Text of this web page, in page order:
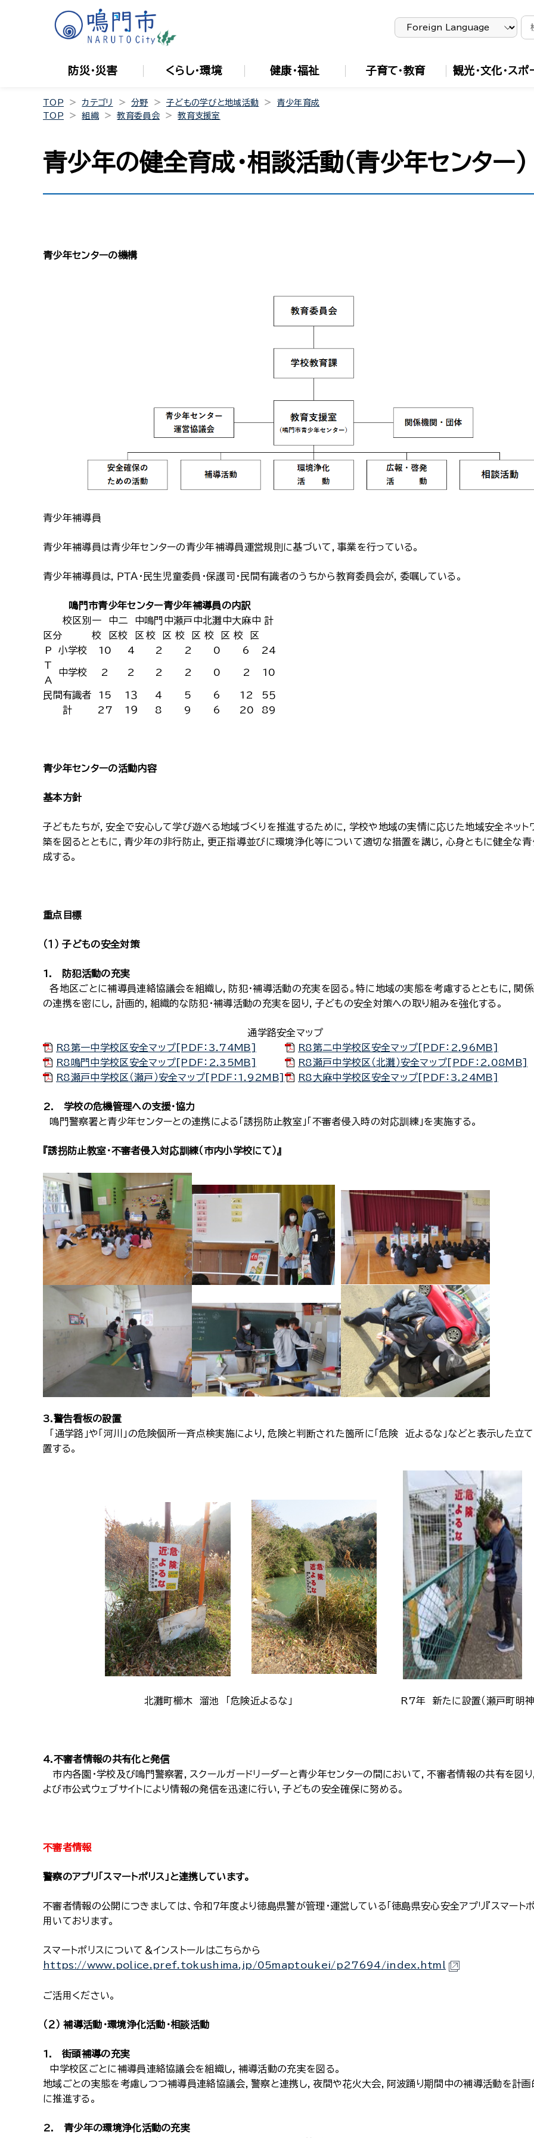
防災・災害 くらし・環境 健康・福祉 子育て・教育 観光・文化・スポ
TOP カテゴリ 分野 子どもの学びと地域活動
青少年育成
TOP
組織 教育委員会 教育支援室
青少年の健全育成・相談活動（青少年センター）
青少年センターの機構
青少年補導員
青少年補導員は青少年センターの青少年補導員運営規則に基づいて，事業を行っている。
青少年補導員は，ＰＴＡ・民生児童委員・保護司・民間有識者のうちから教育委員会が，委嘱している。
鳴門市青少年センター青少年補導員の内訳
校区別
区分
一 中
校 区
二 中
校 区
鳴門中
校 区
瀬戸中
校 区
北灘中
校 区
大麻中
校 区
計
P
T
A
小学校 10 4 2 2 0 6 24
中学校 2 2 2 2 0 2 10
民間有識者 15 1３ 4 5 6 12
5５
計
27 1９ 8 9 6 20 89
青少年センターの活動内容
基本方針
子どもたちが，安全で安心して学び遊べる地域づくりを推進するために，学校や地域の実情に応じた地域安全ネット
築を図るとともに，青少年の非行防止，更正指導並びに環境浄化等について適切な措置を講じ，心身ともに健全な
成する。
重点目標
（１） 子どもの安全対策
1. 防犯活動の充実
各地区ごとに補導員連絡協議会を組織し，防犯・補導活動の充実を図る。特に地域の実態を考慮するとともに，関
の連携を密にし，計画的，組織的な防犯・補導活動の充実を図り，子どもの安全対策への取り組みを強化する。
通学路安全マップ
R8第一中学校区安全マップ[PDF：3.74MB]
R8第二中学校区安全マップ[PDF：2.96MB]
R8鳴門中学校区安全マップ[PDF：2.35MB]
R8瀬戸中学校区（北灘）安全マップ[PDF：2.08MB]
R8瀬戸中学校区（瀬戸）安全マップ[PDF：1.92MB]
R8大麻中学校区安全マップ[PDF：3.24MB]
2. 学校の危機管理への支援・協力
鳴門警察署と青少年センターとの連携による「誘拐防止教室」「不審者侵入時の対応訓練」を実施する。
『誘拐防止教室・不審者侵入対応訓練（市内小学校にて）』
3.警告看板の設置
「通学路」や「河川」の危険個所一斉点検実施により，危険と判断された箇所に「危険 近よるな」などと表示した立
置する。
北灘町櫛木 溜池 「危険近よるな」 R7年 新たに設置（瀬戸町明神
4.不審者情報の共有化と発信
市内各園・学校及び鳴門警察署，スクールガードリーダーと青少年センターの間において，不審者情報の共有を図り
よび市公式ウェブサイトにより情報の発信を迅速に行い，子どもの安全確保に努める。
不審者情報
警察のアプリ「スマートポリス」と連携しています。
不審者情報の公開につきましては、令和７年度より徳島県警が管理・運営している「徳島県安心安全アプリ『スマートポ
用いております。
スマートポリスについて＆インストールはこちらから
https://www.police.pref.tokushima.jp/05maptoukei/p27694/index.html
ご活用ください。
（２） 補導活動・環境浄化活動・相談活動
1. 街頭補導の充実
中学校区ごとに補導員連絡協議会を組織し，補導活動の充実を図る。
地域ごとの実態を考慮しつつ補導員連絡協議会，警察と連携し，夜間や花火大会，阿波踊り期間中の補導活動を計画
に推進する。
2. 青少年の環境浄化活動の充実